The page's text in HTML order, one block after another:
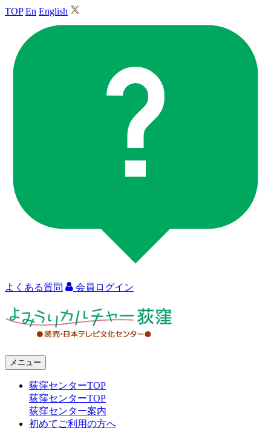
TOP En English
よくある質問 会員ログイン
メニュー
荻窪センターTOP
荻窪センターTOP
荻窪センター案内
初めてご利用の方へ